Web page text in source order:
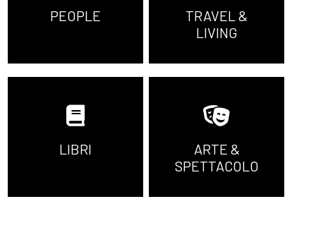
PEOPLE
TRAVEL &
LIVING
LIBRI
ARTE &
SPETTACOLO